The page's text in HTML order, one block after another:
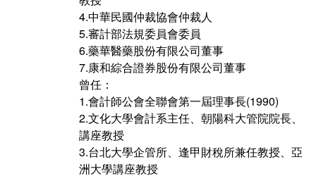
4.中華民國仲裁協會仲裁人
5.審計部法規委員會委員
6.藥華醫藥股份有限公司董事
7.康和綜合證券股份有限公司董事
曾任：
1.會計師公會全聯會第一屆理事長(1990)
2.文化大學會計系主任、朝陽科大管院院長、
講座教授
3.台北大學企管所、逢甲財稅所兼任教授、亞
洲大學講座教授